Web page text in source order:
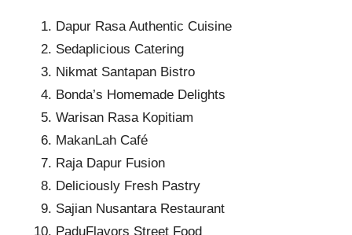
Dapur Rasa Authentic Cuisine
Sedaplicious Catering
Nikmat Santapan Bistro
Bonda’s Homemade Delights
Warisan Rasa Kopitiam
MakanLah Café
Raja Dapur Fusion
Deliciously Fresh Pastry
Sajian Nusantara Restaurant
PaduFlavors Street Food